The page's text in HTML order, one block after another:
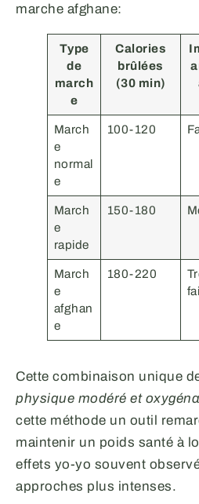
marche afghane:
Type
de
march
e
Calories
brûlées
(30 min)
March
e
normal
e
100-120
March
e
rapide
150-180
March
e
afghan
e
180-220
Cette combinaison unique
physique modéré et
cette méthode un outil
maintenir un poids santé à
effets yo-yo souvent
approches plus intenses.